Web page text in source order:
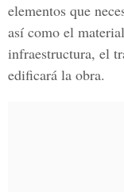
elementos que
así como el
infraestructura, el
edificará la obra.